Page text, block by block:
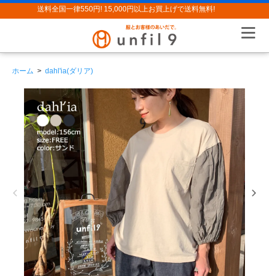
送料全国一律550円! 15,000円以上お買上げで送料無料!
ホーム > dahl'ia(ダリア)